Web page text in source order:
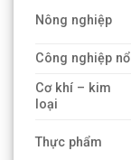
Nông nghiệp
Công nghiệp nổ
Cơ khí – kim
loại
Thực phẩm